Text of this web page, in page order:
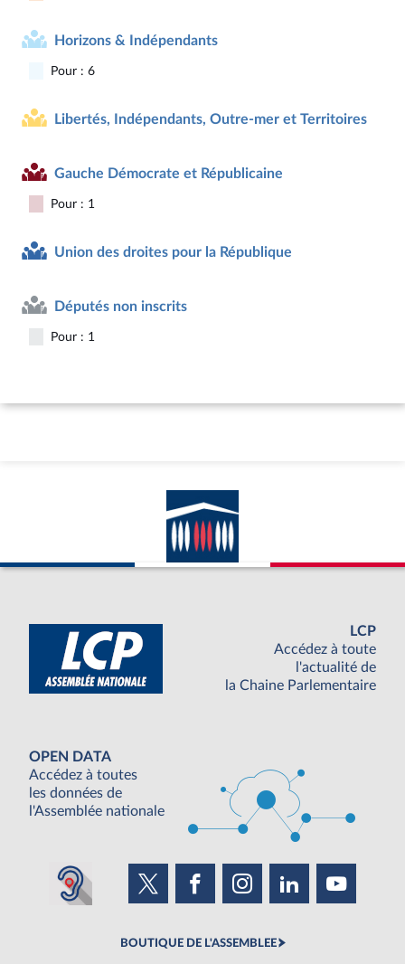
Horizons & Indépendants
Pour : 6
Libertés, Indépendants, Outre-mer et Territoires
Gauche Démocrate et Républicaine
Pour : 1
Union des droites pour la République
Députés non inscrits
Pour : 1
LCP
Accédez à toute
l'actualité de
la Chaine Parlementaire
OPEN DATA
Accédez à toutes
les données de
l'Assemblée nationale
BOUTIQUE DE L'ASSEMBLEE